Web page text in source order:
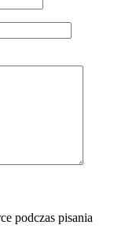
podczas pisania